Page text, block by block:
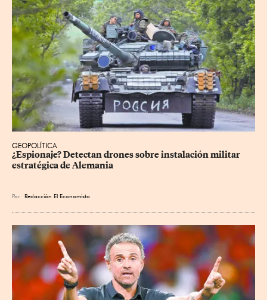
GEOPOLÍTICA
¿Espionaje? Detectan drones sobre instalación militar
estratégica de Alemania
Por Redacción El Economista